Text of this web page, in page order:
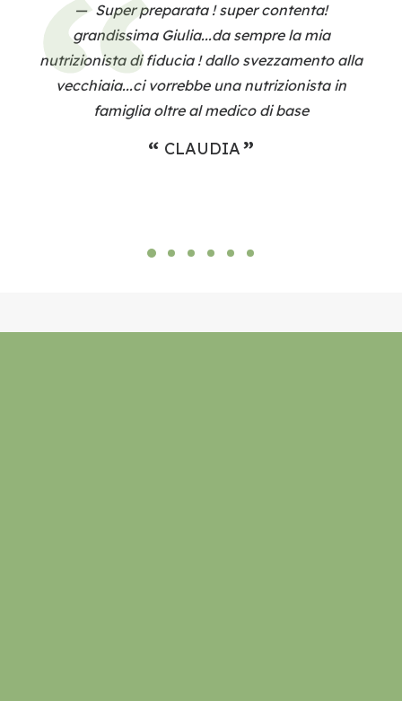
super contenta!
sempre la mia
svezzamento alla
nutrizionista in
di base
Nonostante la giovane
preparatissima!!!
alimentarsi in maniera